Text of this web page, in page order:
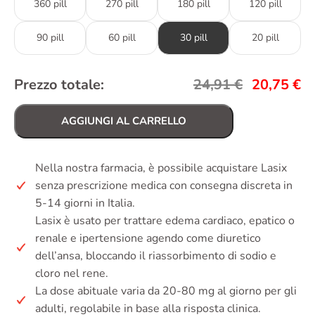
360 pill 270 pill 180 pill 120 pill
90 pill 60 pill 30 pill 20 pill
Prezzo totale: 24,91€ 20,75€
AGGIUNGI AL CARRELLO
Nella nostra farmacia, è possibile acquistare Lasix
senza prescrizione medica con consegna discreta in
5-14 giorni in Italia.
Lasix è usato per trattare edema cardiaco, epatico o
renale e ipertensione agendo come diuretico
dell’ansa, bloccando il riassorbimento di sodio e
cloro nel rene.
La dose abituale varia da 20-80 mg al giorno per gli
adulti, regolabile in base alla risposta clinica.